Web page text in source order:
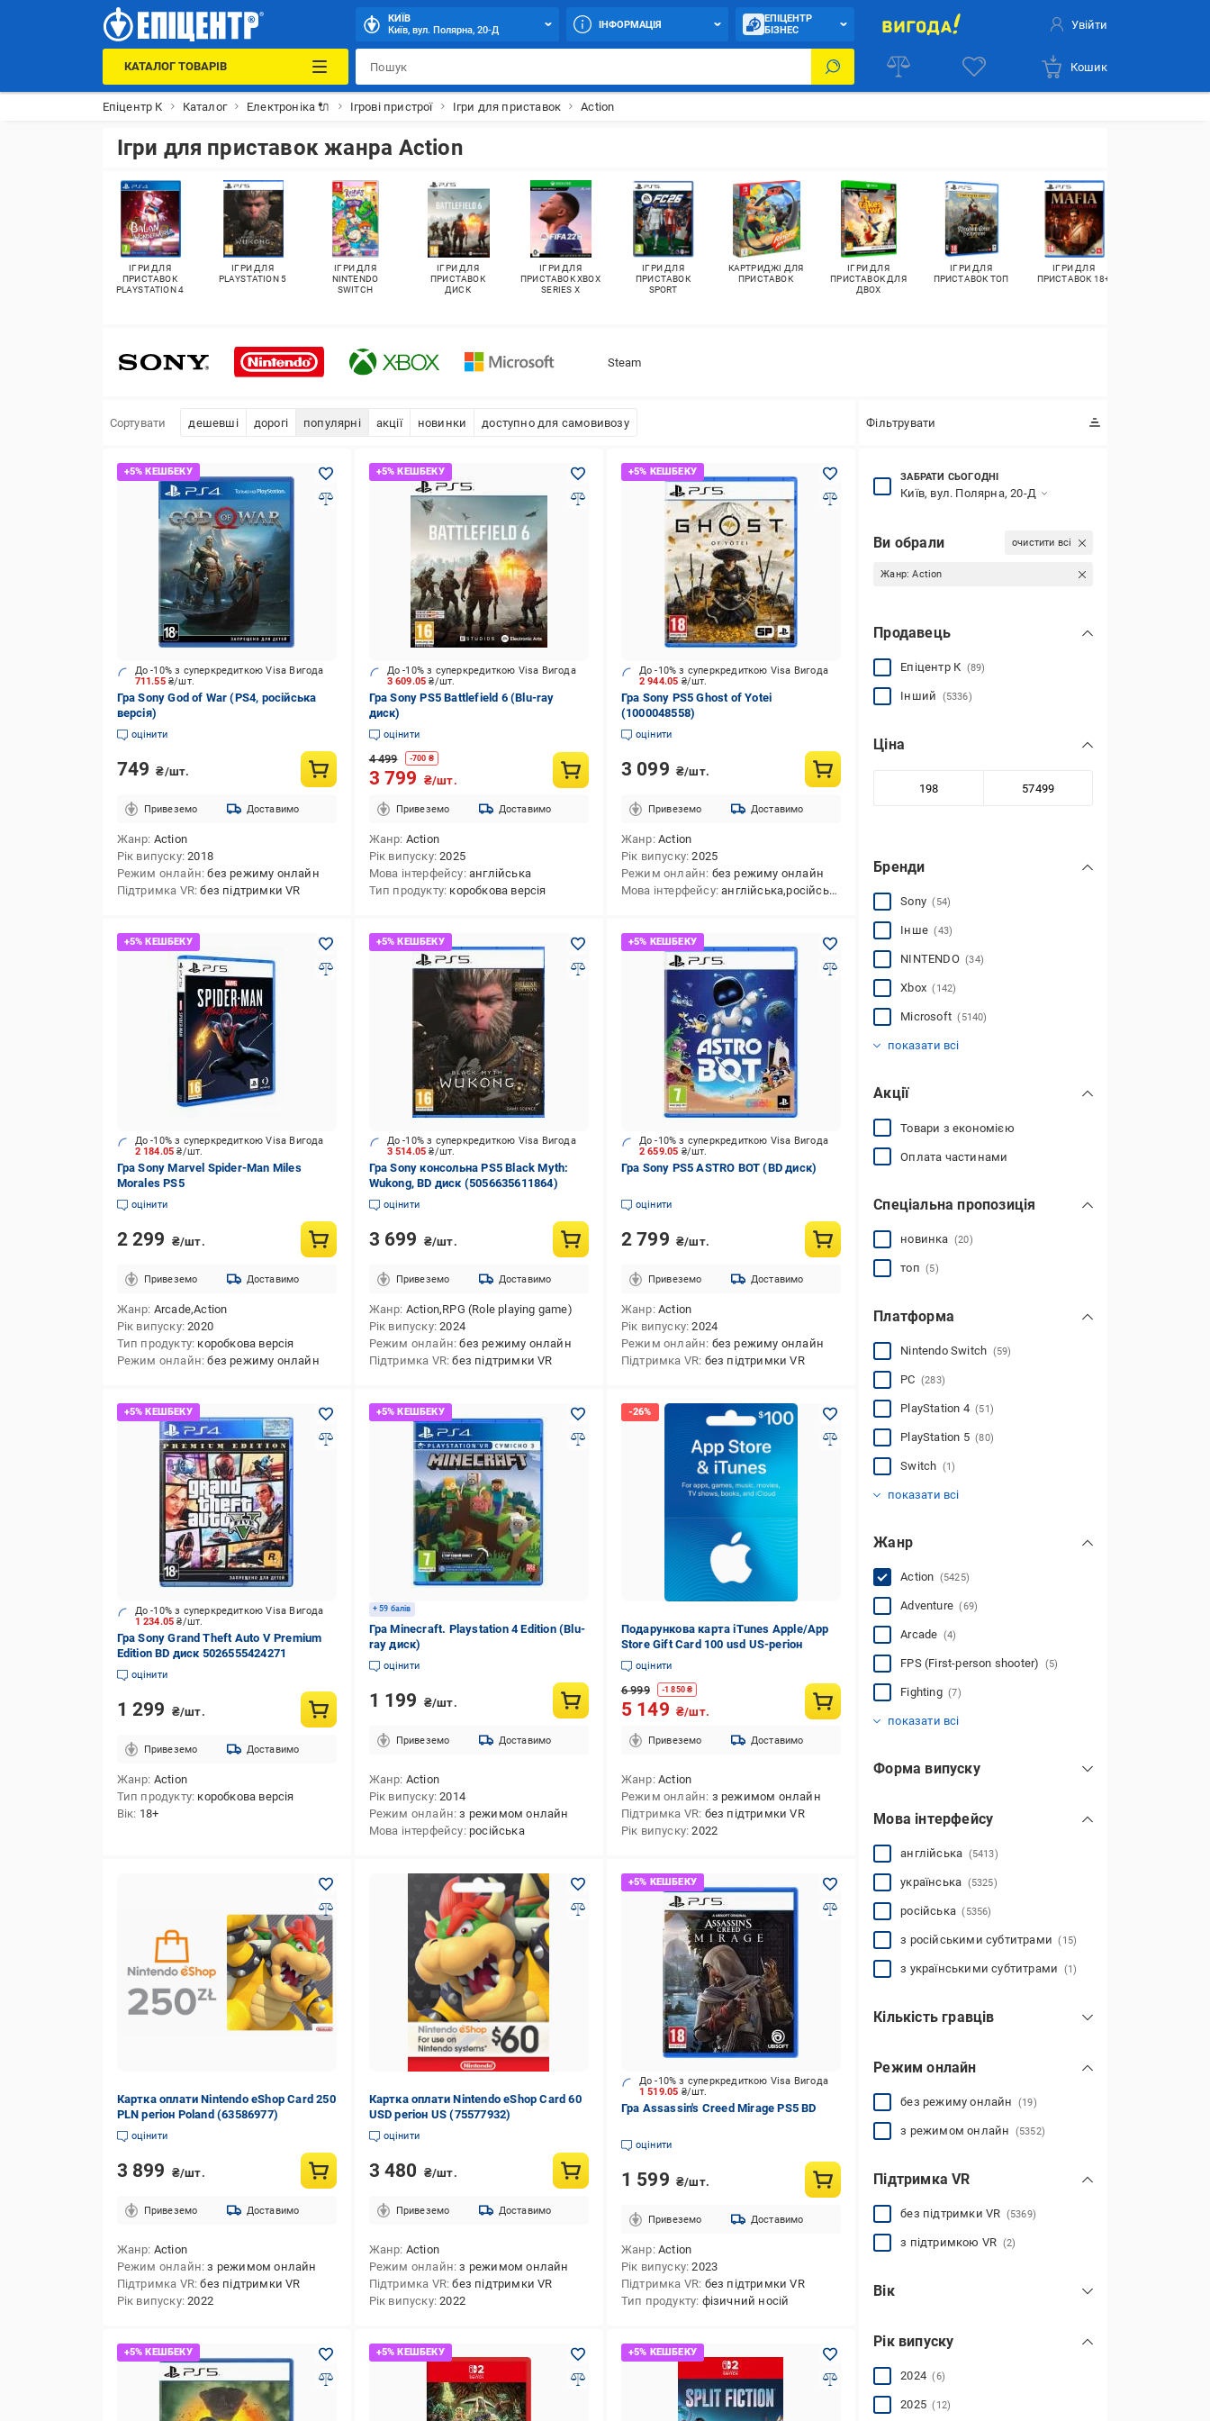
КИЇВ
Київ, вул. Полярна, 20-Д
ІНФОРМАЦІЯ
ЕПІЦЕНТР
БІЗНЕС
Увійти
КАТАЛОГ ТОВАРІВ Кошик
Епіцентр К Каталог Електроніка 🔌 Ігрові пристрої Ігри для приставок Action
Ігри для приставок жанра Action
ІГРИ ДЛЯ
ПРИСТАВОК
PLAYSTATION 4
ІГРИ ДЛЯ
PLAYSTATION 5
ІГРИ ДЛЯ
NINTENDO
SWITCH
ІГРИ ДЛЯ
ПРИСТАВОК
ДИСК
ІГРИ ДЛЯ
ПРИСТАВОК XBOX
SERIES X
ІГРИ ДЛЯ
ПРИСТАВОК
SPORT
КАРТРИДЖІ ДЛЯ
ПРИСТАВОК
ІГРИ ДЛЯ
ПРИСТАВОК ДЛЯ
ДВОХ
ІГРИ ДЛЯ
ПРИСТАВОК ТОП
ІГРИ ДЛЯ
ПРИСТАВОК 18+
Steam
Сортувати дешевші дорогі популярні акції новинки доступно для самовивозу Фільтрувати
711.55 ₴/шт.
До -10% з суперкредиткою Visa Вигода
Гра Sony God of War (PS4, російська
версія)
оцінити
749 ₴/шт.
Привеземо Доставимо
Жанр Action
Рік випуску 2018
Режим онлайн без режиму онлайн
Підтримка VR без підтримки VR
3 609.05₴/шт.
До -10% з суперкредиткою Visa Вигода
Гра Sony PS5 Battlefield 6 (Blu-ray
диск)
оцінити
4 499 -700 ₴
3 799 ₴/шт.
Привеземо Доставимо
Жанр Action
Рік випуску 2025
Мова інтерфейсу англійська
Тип продукту коробкова версія
2 944.05 ₴/шт.
До -10% з суперкредиткою Visa Вигода
Гра Sony PS5 Ghost of Yotei
(1000048558)
оцінити
3 099 ₴/шт.
Привеземо Доставимо
Жанр Action
Рік випуску 2025
Режим онлайн без режиму онлайн
Мова інтерфейсу англійська,російська
2 184.05₴/шт.
До -10% з суперкредиткою Visa Вигода
Гра Sony Marvel Spider-Man Miles
Morales PS5
оцінити
2 299 ₴/шт.
Привеземо Доставимо
Жанр Arcade,Action
Рік випуску 2020
Тип продукту коробкова версія
Режим онлайн без режиму онлайн
3 514.05₴/шт.
До -10% з суперкредиткою Visa Вигода
Гра Sony консольна PS5 Black Myth:
Wukong, BD диск (5056635611864)
оцінити
3 699 ₴/шт.
Привеземо Доставимо
Жанр Action,RPG (Role playing game)
Рік випуску 2024
Режим онлайн без режиму онлайн
Підтримка VR без підтримки VR
2 659.05 ₴/шт.
До -10% з суперкредиткою Visa Вигода
Гра Sony PS5 ASTRO BOT (BD диск)
оцінити
2 799 ₴/шт.
Привеземо Доставимо
Жанр Action
Рік випуску 2024
Режим онлайн без режиму онлайн
Підтримка VR без підтримки VR
1 234.05₴/шт.
До -10% з суперкредиткою Visa Вигода
Гра Sony Grand Theft Auto V Premium
Edition BD диск 5026555424271
оцінити
1 299 ₴/шт.
Привеземо Доставимо
Жанр Action
Тип продукту коробкова версія
Вік 18+
+ 59 балів
Гра Minecraft. Playstation 4 Edition (Blu-
ray диск)
оцінити
1 199 ₴/шт.
Привеземо Доставимо
Жанр Action
Рік випуску 2014
Режим онлайн з режимом онлайн
Мова інтерфейсу російська
Подарункова карта iTunes Apple/App
Store Gift Card 100 usd US-регіон
оцінити
6 999 -1 850₴
5 149 ₴/шт.
Привеземо Доставимо
Жанр Action
Режим онлайн з режимом онлайн
Підтримка VR без підтримки VR
Рік випуску 2022
Картка оплати Nintendo eShop Card 250
PLN регіон Poland (63586977)
оцінити
3 899 ₴/шт.
Привеземо Доставимо
Жанр Action
Режим онлайн з режимом онлайн
Підтримка VR без підтримки VR
Рік випуску 2022
Картка оплати Nintendo eShop Card 60
USD регіон US (75577932)
оцінити
3 480 ₴/шт.
Привеземо Доставимо
Жанр Action
Режим онлайн з режимом онлайн
Підтримка VR без підтримки VR
Рік випуску 2022
1 519.05 ₴/шт.
До -10% з суперкредиткою Visa Вигода
Гра Assassin's Creed Mirage PS5 BD
оцінити
1 599 ₴/шт.
Привеземо Доставимо
Жанр Action
Рік випуску 2023
Підтримка VR без підтримки VR
Тип продукту фізичний носій
ЗАБРАТИ СЬОГОДНІ
Київ, вул. Полярна, 20-Д
Ви обрали очистити всі
Жанр:Action
Продавець
Епіцентр К (89)
Інший (5336)
Ціна
Бренди
Sony(54)
Інше(43)
NINTENDO(34)
Xbox(142)
Microsoft(5140)
показати всі
Акції
Товари з економією
Оплата частинами
Спеціальна пропозиція
новинка (20)
топ(5)
Платформа
Nintendo Switch (59)
PC (283)
PlayStation 4(51)
PlayStation 5(80)
Switch (1)
показати всі
Жанр
Action (5425)
Adventure(69)
Arcade (4)
FPS (First-person shooter) (5)
Fighting(7)
показати всі
Форма випуску
скретч-картка(351)
диск(70)
картридж (14)
Мова інтерфейсу
англійська (5413)
українська (5325)
російська(5356)
з російськими субтитрами(15)
з українськими субтитрами (1)
Кількість гравців
для двох(5)
для компанії
(2)
Режим онлайн
без режиму онлайн (19)
з режимом онлайн (5352)
Підтримка VR
без підтримки VR (5369)
з підтримкою VR (2)
Вік
7+(13)
12+ (5346)
16+(17)
Рік випуску
2024(6)
2025(12)